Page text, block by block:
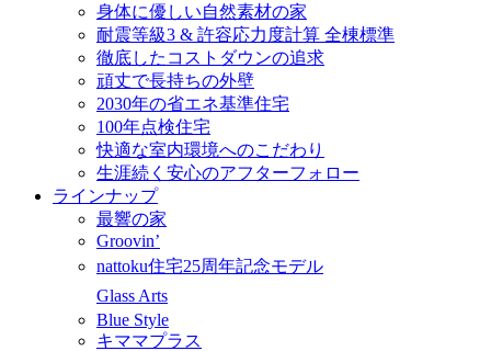
身体に優しい自然素材の家
耐震等級3 & 許容応力度計算 全棟標準
徹底したコストダウンの追求
頑丈で長持ちの外壁
2030年の省エネ基準住宅
100年点検住宅
快適な室内環境へのこだわり
生涯続く安心のアフターフォロー
ラインナップ
最響の家
Groovin’
nattoku住宅25周年記念モデル
Glass Arts
Blue Style
キママプラス